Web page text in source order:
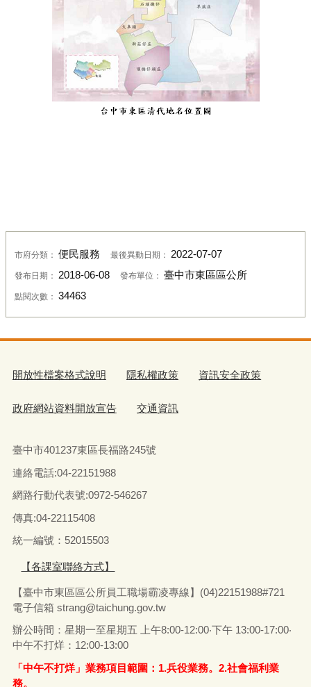
市府分類： 便民服務 最後異動日期： 2022-07-07
發布日期： 2018-06-08 發布單位： 臺中市東區區公所
點閱次數： 34463
開放性檔案格式說明 隱私權政策 資訊安全政策
政府網站資料開放宣告 交通資訊
臺中市401237東區長福路245號
連絡電話:04-22151988
網路行動代表號:0972-546267
傳真:04-22115408
統一編號：52015503
【各課室聯絡方式】
【臺中市東區區公所員工職場霸凌專線】(04)22151988#721
電子信箱 strang@taichung.gov.tw
辦公時間：星期一至星期五 上午8:00-12:00‧下午 13:00-17:00‧
中午不打烊：12:00-13:00
「中午不打烊」業務項目範圍：1.兵役業務。2.社會福利業
務。